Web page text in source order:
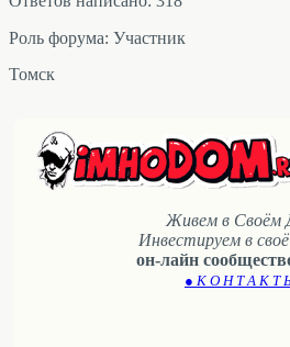
Роль форума: Участник
Томск
Живем в Своём
Инвестируем в
он-лайн
● К О Н Т А К Т